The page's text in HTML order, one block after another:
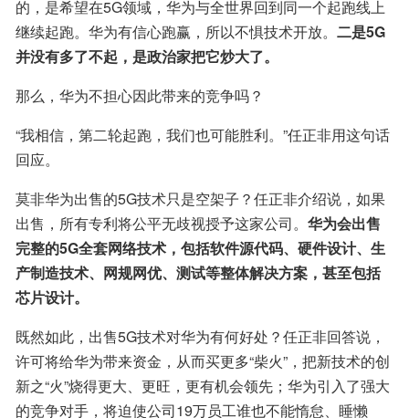
的，是希望在5G领域，华为与全世界回到同一个起跑线上
继续起跑。华为有信心跑赢，所以不惧技术开放。 二是5G
并没有多了不起，是政治家把它炒大了。
那么，华为不担心因此带来的竞争吗？
“我相信，第二轮起跑，我们也可能胜利。”任正非用这句话
回应。
莫非华为出售的5G技术只是空架子？任正非介绍说，如果
出售，所有专利将公平无歧视授予这家公司。 华为会出售
完整的5G全套网络技术，包括软件源代码、硬件设计、生
产制造技术、网规网优、测试等整体解决方案，甚至包括
芯片设计。
既然如此，出售5G技术对华为有何好处？任正非回答说，
许可将给华为带来资金，从而买更多“柴火”，把新技术的创
新之“火”烧得更大、更旺，更有机会领先；华为引入了强大
的竞争对手，将迫使公司19万员工谁也不能惰怠、睡懒